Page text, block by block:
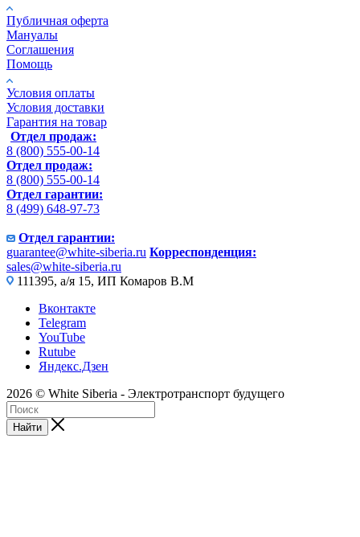
Публичная оферта
Мануалы
Соглашения
Помощь
Условия оплаты
Условия доставки
Гарантия на товар
Отдел продаж:
8 (800) 555-00-14
Отдел продаж:
8 (800) 555-00-14
Отдел гарантии:
8 (499) 648-97-73
Отдел гарантии:
guarantee@white-siberia.ru Корреспонденция:
sales@white-siberia.ru
111395, а/я 15, ИП Комаров В.М
Вконтакте
Telegram
YouTube
Rutube
Яндекс.Дзен
2026 © White Siberia - Электротранспорт будущего
Найти